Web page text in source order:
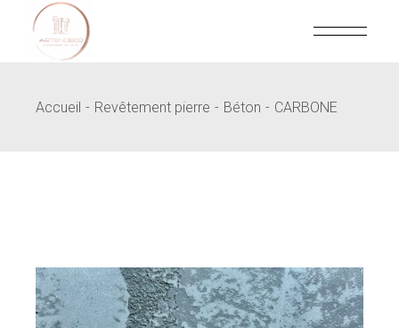
content
Accueil Revêtement pierre Béton CARBONE